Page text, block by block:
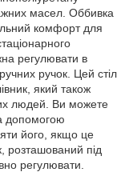
масел. Оббивка
комфорт для
регулювати в
ручок. Цей стіл
який також
людей. Ви можете
допомогою
його, якщо це
розташований під
регулювати.